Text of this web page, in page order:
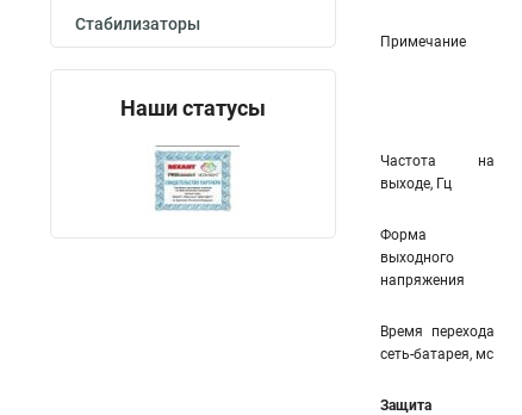
Стабилизаторы
Наши статусы
Примечание
Частота на
выходе, Гц
Форма
выходного
напряжения
Время перехода
сеть-батарея, мс
Защита